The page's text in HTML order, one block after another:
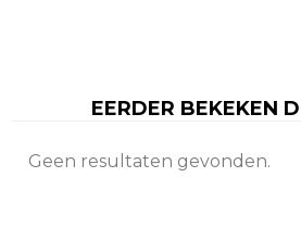
EERDER BEKEKEN
Geen resultaten gevonden.